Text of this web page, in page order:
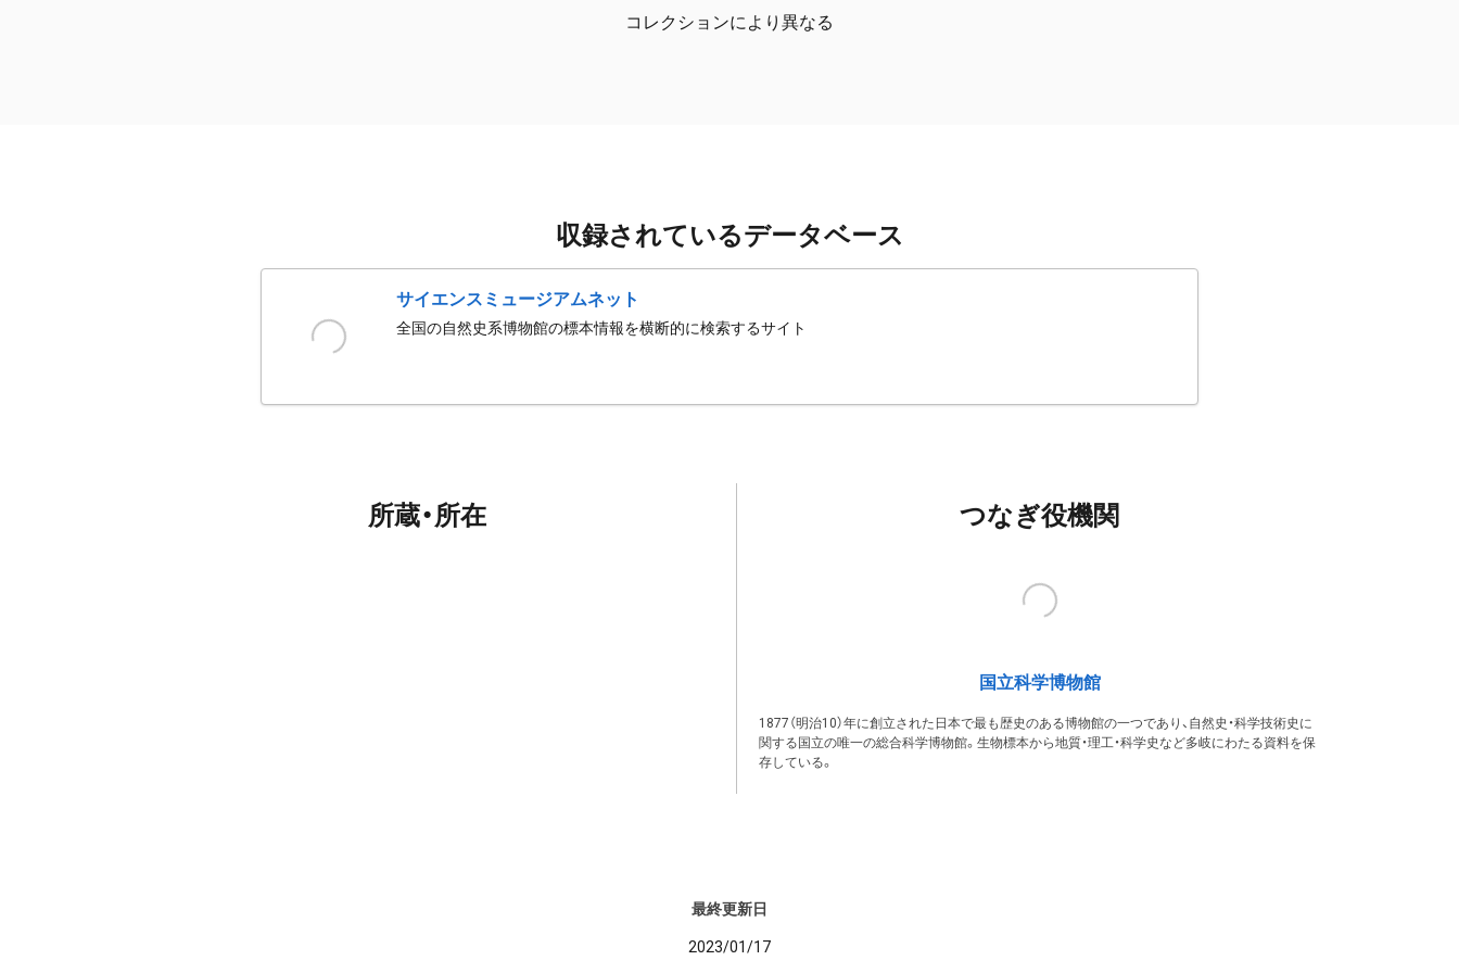
コレクションにより異なる
収録されているデータベース
サイエンスミュージアムネット
全国の自然史系博物館の標本情報を横断的に検索するサイト
所蔵・所在 つなぎ役機関
国立科学博物館
1877（明治10）年に創立された日本で最も歴史のある博物館の一つであり、自然史・科学技術史に
関する国立の唯一の総合科学博物館。生物標本から地質・理工・科学史など多岐にわたる資料を保
存している。
最終更新日
2023/01/17